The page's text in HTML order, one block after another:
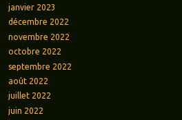
janvier 2023
décembre 2022
novembre 2022
octobre 2022
septembre 2022
août 2022
juillet 2022
juin 2022